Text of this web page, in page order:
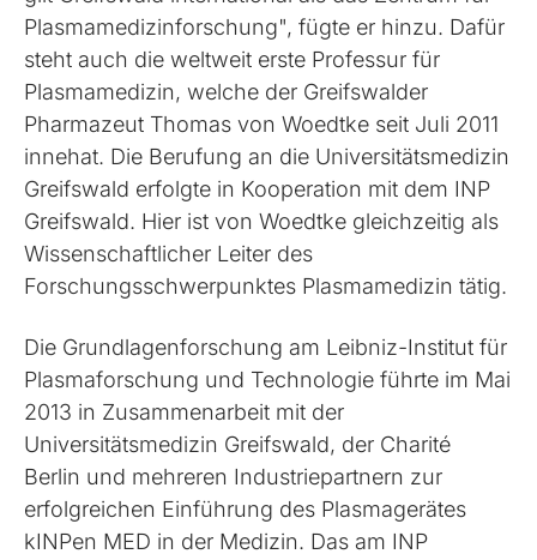
Plasmamedizinforschung", fügte er hinzu. Dafür
steht auch die weltweit erste Professur für
Plasmamedizin, welche der Greifswalder
Pharmazeut Thomas von Woedtke seit Juli 2011
innehat. Die Berufung an die Universitätsmedizin
Greifswald erfolgte in Kooperation mit dem INP
Greifswald. Hier ist von Woedtke gleichzeitig als
Wissenschaftlicher Leiter des
Forschungsschwerpunktes Plasmamedizin tätig.
Die Grundlagenforschung am Leibniz-Institut für
Plasmaforschung und Technologie führte im Mai
2013 in Zusammenarbeit mit der
Universitätsmedizin Greifswald, der Charité
Berlin und mehreren Industriepartnern zur
erfolgreichen Einführung des Plasmagerätes
kINPen MED in der Medizin. Das am INP